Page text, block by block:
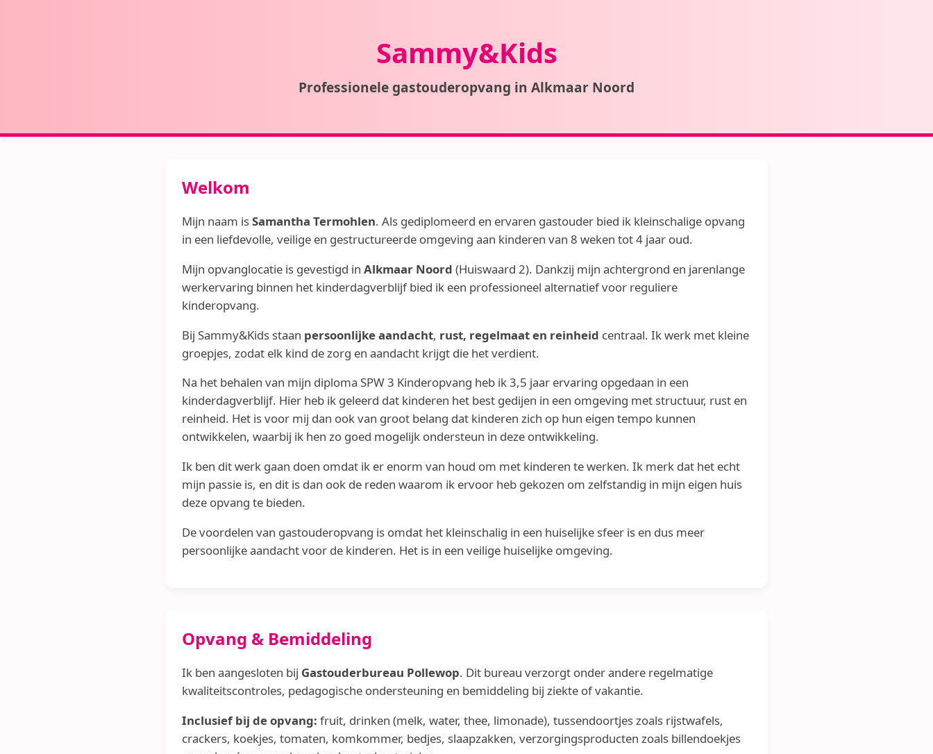
Sammy&Kids
Professionele gastouderopvang in Alkmaar Noord
Welkom
Mijn naam isSamantha Termohlen. Als gediplomeerd en ervaren gastouder bied ik kleinschalige opvang
in een liefdevolle, veilige en gestructureerde omgeving aan kinderen van 8 weken tot 4 jaar oud.
Mijn opvanglocatie is gevestigd in Alkmaar Noord (Huiswaard 2). Dankzij mijn achtergrond en jarenlange
werkervaring binnen het kinderdagverblijf bied ik een professioneel alternatief voor reguliere
kinderopvang.
Bij Sammy&Kids staan persoonlijke aandacht, rust, regelmaat en reinheid centraal. Ik werk met kleine
groepjes, zodat elk kind de zorg en aandacht krijgt die het verdient.
Na het behalen van mijn diploma SPW 3 Kinderopvang heb ik 3,5 jaar ervaring opgedaan in een
kinderdagverblijf. Hier heb ik geleerd dat kinderen het best gedijen in een omgeving met structuur, rust en
reinheid. Het is voor mij dan ook van groot belang dat kinderen zich op hun eigen tempo kunnen
ontwikkelen, waarbij ik hen zo goed mogelijk ondersteun in deze ontwikkeling.
Ik ben dit werk gaan doen omdat ik er enorm van houd om met kinderen te werken. Ik merk dat het echt
mijn passie is, en dit is dan ook de reden waarom ik ervoor heb gekozen om zelfstandig in mijn eigen huis
deze opvang te bieden.
De voordelen van gastouderopvang is omdat het kleinschalig in een huiselijke sfeer is en dus meer
persoonlijke aandacht voor de kinderen. Het is in een veilige huiselijke omgeving.
Opvang & Bemiddeling
Ik ben aangesloten bij Gastouderbureau Pollewop. Dit bureau verzorgt onder andere regelmatige
kwaliteitscontroles, pedagogische ondersteuning en bemiddeling bij ziekte of vakantie.
Inclusief bij de opvang: fruit, drinken (melk, water, thee, limonade), tussendoortjes zoals rijstwafels,
crackers, koekjes, tomaten, komkommer, bedjes, slaapzakken, verzorgingsproducten zoals billendoekjes